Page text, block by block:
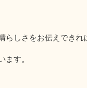
らしさをお伝えできれ
ます。